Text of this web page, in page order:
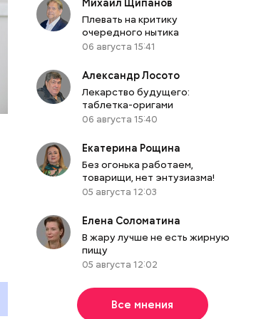
Михаил Щипанов
Плевать на критику
очередного нытика
06 августа 15:41
Александр Лосото
Лекарство будущего:
таблетка-оригами
06 августа 15:40
Екатерина Рощина
Без огонька работаем,
товарищи, нет энтузиазма!
05 августа 12:03
Елена Соломатина
В жару лучше не есть жирную
пищу
05 августа 12:02
Все мнения